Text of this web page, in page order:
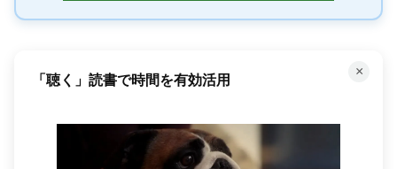
×
「聴く」読書で時間を有効活用